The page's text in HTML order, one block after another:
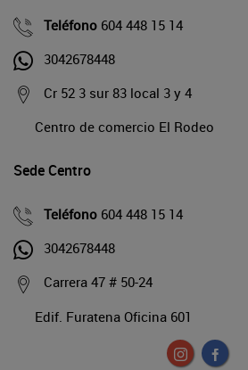
Teléfono 604 448 15 14
3042678448
Cr 52 3 sur 83 local 3 y 4
Centro de comercio El Rodeo
Sede Centro
Teléfono 604 448 15 14
3042678448
Carrera 47 # 50-24
Edif. Furatena Oficina 601